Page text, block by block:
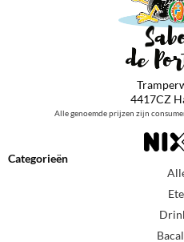
4417CZ
Alle genoemde prijzen zijn
Categorieën